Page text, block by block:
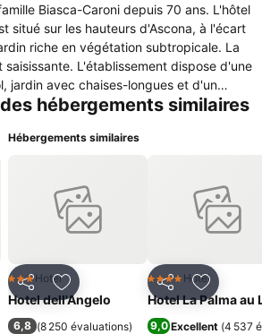
Biasca-Caroni depuis 70 ans. L'hôtel
situé sur les hauteurs d'Ascona, à l'écart
riche en végétation subtropicale. La
saisissante. L'établissement dispose d'une
jardin avec chaises-longues et d'un
vacances de 3 à 7 jours. Promenades et
hébergements similaires
favoris
)
Hébergements similaires
PartagerAjouter à mes favoris
3 ÉtoilesHotel
Hotel dell'Angelo
6,8 (8 250 évaluations)
PartagerAjouter
4 ÉtoilesHotel
Hotel La Palma au
9,0 Excellent (4 537